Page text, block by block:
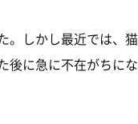
。しかし最近では、猫
後に急に不在がちにな